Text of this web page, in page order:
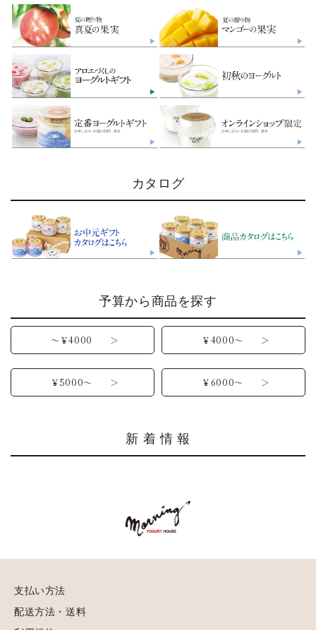
カタログ
予算から商品を探す
～￥4000 ＞ ￥4000～ ＞
￥5000～ ＞ ￥6000～ ＞
新 着 情 報
支払い方法
配送方法・送料